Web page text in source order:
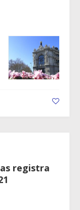
registra